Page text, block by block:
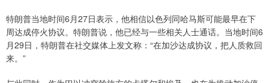
特朗普当地时间6月27日表示，他相信以色列同哈马斯可能最早在下
周达成停火协议。特朗普说，他已经与一些相关人士通话。当地时间6
月29日，特朗普在社交媒体上发文称：“在加沙达成协议，把人质救回
来。”